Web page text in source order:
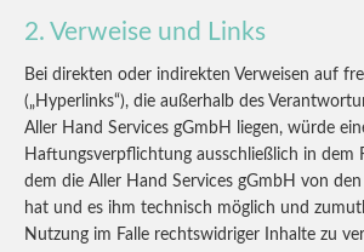
2. Verweise und Links
Bei direkten oder indirekten Verweisen auf
(„Hyperlinks“), die außerhalb des
Aller Hand Services gGmbH liegen, würde
Haftungsverpflichtung ausschließlich in dem
dem die Aller Hand Services gGmbH von
hat und es ihm technisch möglich und
Nutzung im Falle rechtswidriger Inhalte zu